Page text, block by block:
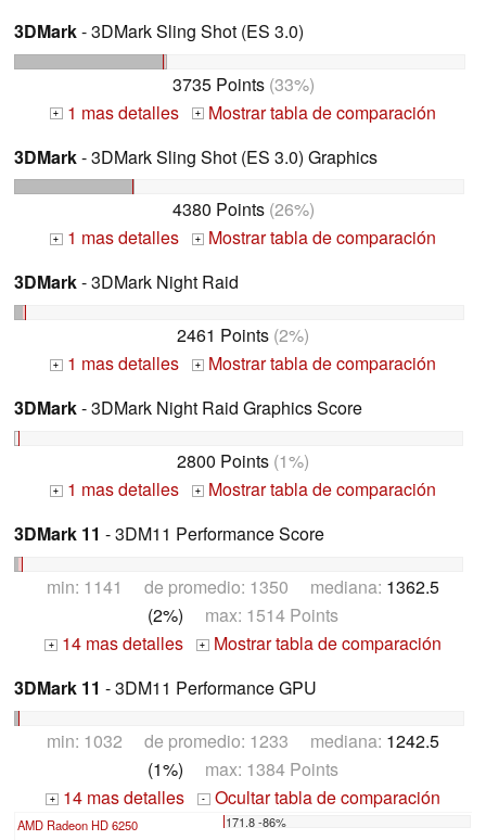
3DMark- 3DMark Sling Shot (ES 3.0)
3735 Points(33%)
+ 1 mas detalles +
Mostrar tabla de comparación
3DMark- 3DMark Sling Shot (ES 3.0) Graphics
4380 Points(26%)
+ 1 mas detalles +
Mostrar tabla de comparación
3DMark- 3DMark Night Raid
2461 Points (2%)
+ 1 mas detalles +
Mostrar tabla de comparación
3DMark- 3DMark Night Raid Graphics Score
2800 Points (1%)
+ 1 mas detalles +
Mostrar tabla de comparación
3DMark 11 - 3DM11 Performance Score
min: 1141 de promedio: 1350 mediana: 1362.5
(2%) max: 1514 Points
+ 14 mas detalles + Mostrar tabla de comparación
3DMark 11 - 3DM11 Performance GPU
min: 1032 de promedio: 1233 mediana: 1242.5
(1%) max: 1384 Points
+ 14 mas detalles - Ocultar tabla de comparación
AMD Radeon HD 6250 171.8 -86%